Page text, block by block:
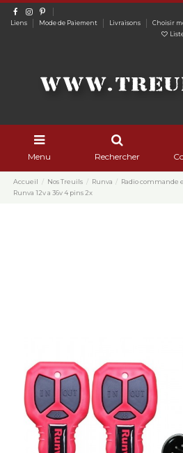
Liens Mode de Paiement Livraisons Choisir
Menu Rechercher
Accueil Nos Treuils Runva
Radio commande
Runva 12v a 36v 4 pins 2x